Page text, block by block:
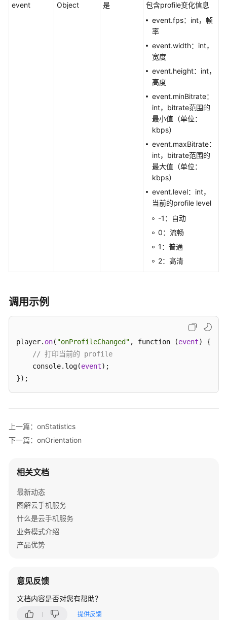
明
KooPhone
端
侧
概
述
能
矩
KooPhone
Android
开
放
接
口
H5
开
放
event Object 是
包含profile变化信息
event.fps：int，帧
率
event.width：int，
宽度
event.height：int，
高度
event.minBitrate：
int，bitrate范围的
最小值（单位：
kbps）
event.maxBitrate：
int，bitrate范围的
最大值（单位：
kbps）
event.level：int，
当前的profile level
-1：自动
0：流畅
1：普通
2：高清
调用示例
player. on( "onProfileChanged" , function (event) {
// 打印当前的 profile
    console.log(
event);
});
上一篇：onStatistics
下一篇：onOrientation
相关文档
最新动态
图解云手机服务
什么是云手机服务
业务模式介绍
产品优势
意见反馈
文档内容是否对您有帮助？
提供反馈